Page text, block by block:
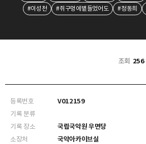
#이성천
#쥐구멍에볕들었어도 #정동희
조회 256
등록번호
V012159
기록 분류
기록 장소
국립국악원 우면당
소장처
국악아카이브실